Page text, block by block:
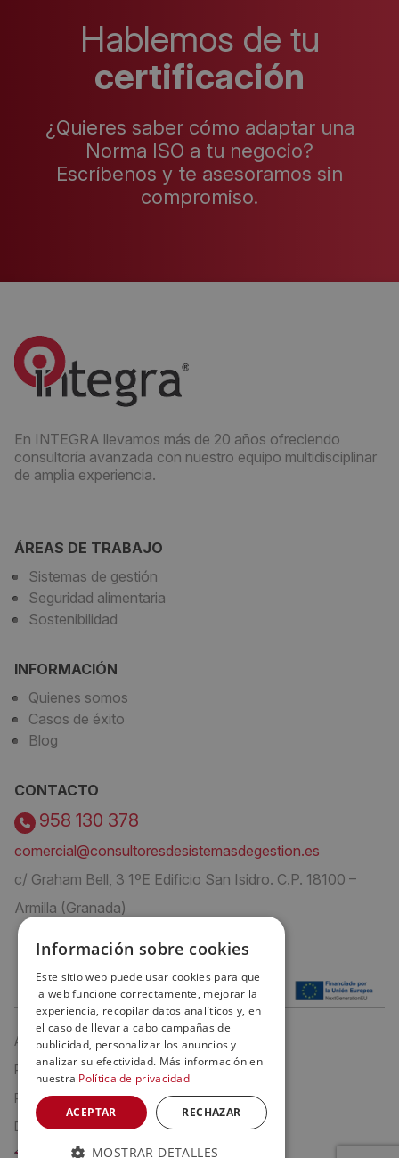
Hablemos de tu
certificación
¿Quieres saber cómo adaptar una
Norma ISO a tu negocio?
Escríbenos y te asesoramos sin
compromiso.
En INTEGRA llevamos más de 20 años ofreciendo
consultoría avanzada con nuestro equipo multidisciplinar
de amplia experiencia.
ÁREAS DE TRABAJO
Sistemas de gestión
Seguridad alimentaria
Sostenibilidad
INFORMACIÓN
Quienes somos
Casos de éxito
Blog
CONTACTO
958 130 378
comercial@consultoresdesistemasdegestion.es
c/ Graham Bell, 3 1ºE Edificio San Isidro. C.P. 18100 –
Armilla (Granada)
Aviso Legal
Política de privacidad
Política de cookies
Declaración de Accesibilidad
Información sobre cookies
Este sitio web puede usar cookies para que
la web funcione correctamente, mejorar la
experiencia, recopilar datos analíticos y, en
el caso de llevar a cabo campañas de
publicidad, personalizar los anuncios y
analizar su efectividad. Más información en
nuestra Política de privacidad
ACEPTAR RECHAZAR
MOSTRAR DETALLES